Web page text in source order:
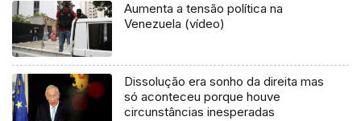
Aumenta a tensão política na
Venezuela (vídeo)
Dissolução era sonho da direita mas
só aconteceu porque houve
circunstâncias inesperadas